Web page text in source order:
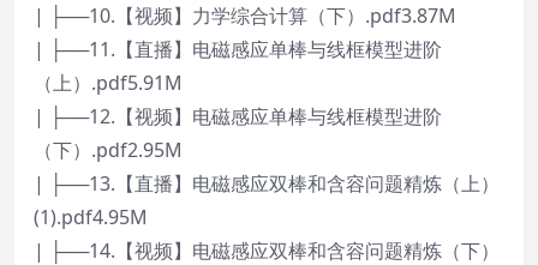
| ├──10.【视频】力学综合计算（下）.pdf3.87M
| ├──11.【直播】电磁感应单棒与线框模型进阶
（上）.pdf5.91M
| ├──12.【视频】电磁感应单棒与线框模型进阶
（下）.pdf2.95M
| ├──13.【直播】电磁感应双棒和含容问题精炼（上）
(1).pdf4.95M
| ├──14.【视频】电磁感应双棒和含容问题精炼（下）